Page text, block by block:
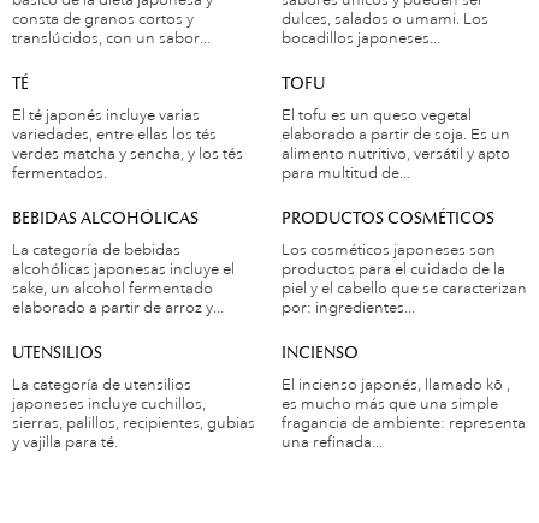
consta de granos cortos y
translúcidos, con un sabor...
dulces, salados o umami. Los
bocadillos japoneses...
TÉ
El té japonés incluye varias
variedades, entre ellas los tés
verdes matcha y sencha, y los tés
fermentados.
TOFU
El tofu es un queso vegetal
elaborado a partir de soja. Es un
alimento nutritivo, versátil y apto
para multitud de...
BEBIDAS ALCOHÓLICAS
La categoría de bebidas
alcohólicas japonesas incluye el
sake, un alcohol fermentado
elaborado a partir de arroz y...
PRODUCTOS COSMÉTICOS
Los cosméticos japoneses son
productos para el cuidado de la
piel y el cabello que se caracterizan
por: ingredientes...
UTENSILIOS
La categoría de utensilios
japoneses incluye cuchillos,
sierras, palillos, recipientes, gubias
y vajilla para té.
INCIENSO
El incienso japonés, llamado kō ,
es mucho más que una simple
fragancia de ambiente: representa
una refinada...